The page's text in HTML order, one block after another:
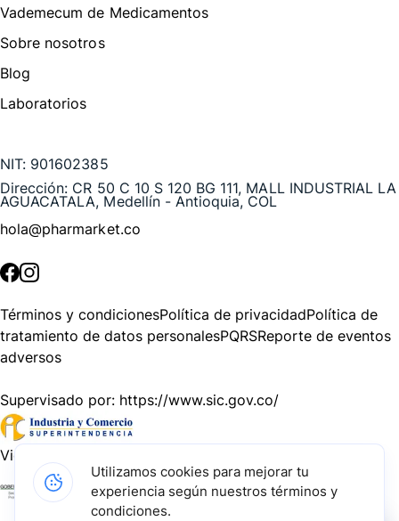
Vademecum de Medicamentos
Sobre nosotros
Blog
Laboratorios
NIT: 901602385
Dirección: CR 50 C 10 S 120 BG 111, MALL INDUSTRIAL LA
AGUACATALA, Medellín - Antioquia, COL
hola@pharmarket.co
Términos y condicionesPolítica de privacidadPolítica de
tratamiento de datos personalesPQRSReporte de eventos
adversos
Supervisado por: https://www.sic.gov.co/
Vigilado por:
Gracias a nuestros impulsadores, podemos presentarte la
Utilizamos cookies para mejorar tu
experiencia según nuestros términos y
condiciones.